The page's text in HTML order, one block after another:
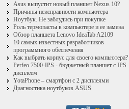
Asus выпустит новый планшет Nexus 10?
Причины неисправности компьютера
Ноутбук. Не заблудись при покупке
Роль термопасты в компьютере и ее замена
Обзор планшета Lenovo IdeaTab A2109
10 самых известных разработчиков
программного обеспечения
Как выбрать корпус для своего компьютера?
Perfeo 7500-IPS - бюджетный планшет с IPS
дисплеем
YotaPhone – смартфон с 2 дисплеями
Диагностика ноутбуков ASUS